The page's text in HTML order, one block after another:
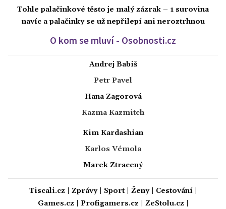
Tohle palačinkové těsto je malý zázrak – 1 surovina
navíc a palačinky se už nepřilepí ani neroztrhnou
O kom se mluví - Osobnosti.cz
Andrej Babiš
Petr Pavel
Hana Zagorová
Kazma Kazmitch
Kim Kardashian
Karlos Vémola
Marek Ztracený
Tiscali.cz Zprávy| Sport| Ženy| Cestování|
Games.cz
Profigamers.cz ZeStolu.cz